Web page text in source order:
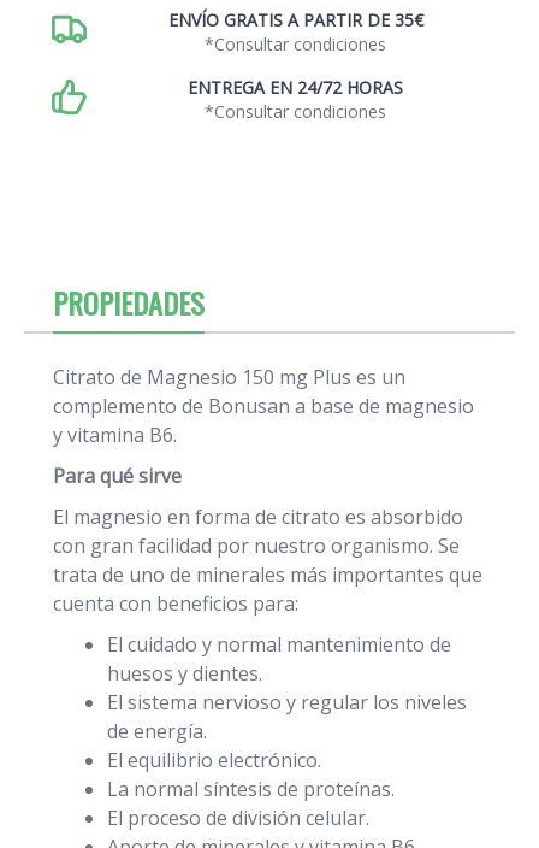
ENVÍO GRATIS A PARTIR DE 35€
*Consultar condiciones
ENTREGA EN 24/72 HORAS
*Consultar condiciones
PROPIEDADES
Citrato de Magnesio 150 mg Plus es un
complemento de Bonusan a base de magnesio
y vitamina B6.
Para qué sirve
El magnesio en forma de citrato es absorbido
con gran facilidad por nuestro organismo. Se
trata de uno de minerales más importantes que
cuenta con beneficios para:
El cuidado y normal mantenimiento de
huesos y dientes.
El sistema nervioso y regular los niveles
de energía.
El equilibrio electrónico.
La normal síntesis de proteínas.
El proceso de división celular.